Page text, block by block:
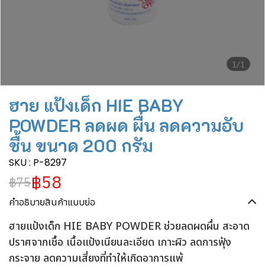
1/1
ฮาย แป้งเด็ก HIE BABY
POWDER ลดผด ผื่น ลดความอับ
ชื้น ขนาด 200 กรัม
SKU : P-8297
฿75฿58
คำอธิบายสินค้าแบบย่อ
ฮายแป้งเด็ก HIE BABY POWDER ช่วยลดผดผื่น สะอาด
ปราศจากเชื้อ เนื้อแป้งเนียนละเอียด เกาะผิว ลดการฟุ้ง
กระจาย ลดความเสี่ยงที่ทำให้เกิดอาการแพ้